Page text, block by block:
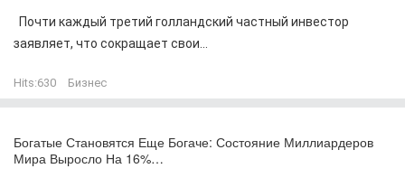
Почти каждый третий голландский частный инвестор
заявляет, что сокращает свои...
Hits:630 Бизнес
Богатые Становятся Еще Богаче: Состояние Миллиардеров
Мира Выросло На 16%…